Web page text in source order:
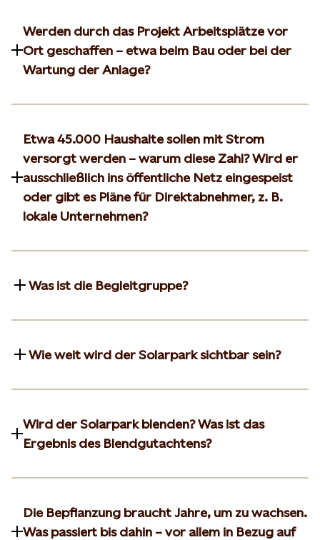
Werden durch das Projekt Arbeitsplätze vor
Ort geschaffen – etwa beim Bau oder bei der
Wartung der Anlage?
Etwa 45.000 Haushalte sollen mit Strom
versorgt werden – warum diese Zahl? Wird er
ausschließlich ins öffentliche Netz eingespeist
oder gibt es Pläne für Direktabnehmer, z. B.
lokale Unternehmen?
Was ist die Begleitgruppe?
Wie weit wird der Solarpark sichtbar sein?
Wird der Solarpark blenden? Was ist das
Ergebnis des Blendgutachtens?
Die Bepflanzung braucht Jahre, um zu wachsen.
Was passiert bis dahin – vor allem in Bezug auf